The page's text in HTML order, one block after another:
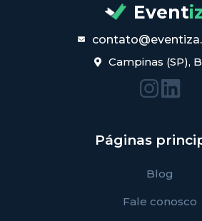
Event
Campinas (SP),
Páginas
Blog
Fale conosco